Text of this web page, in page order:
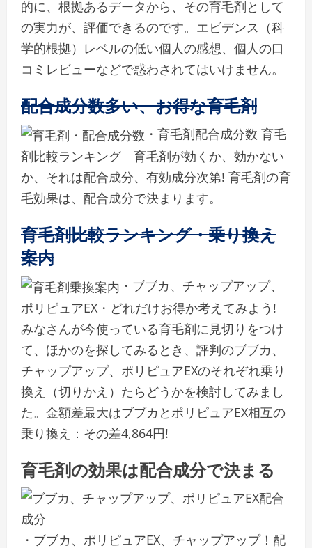
的に、根拠あるデータから、その育毛剤として
の実力が、評価できるのです。エビデンス（科
学的根拠）レベルの低い個人の感想、個人の口
コミレビューなどで惑わされてはいけません。
配合成分数多い、お得な育毛剤
・育毛剤配合成分数 育毛
剤比較ランキング 育毛剤が効くか、効かない
か、それは配合成分、有効成分次第! 育毛剤の育
毛効果は、配合成分で決まります。
育毛剤比較ランキング・乗り換え
案内
・ブブカ、チャップアップ、
ポリピュアEX・どれだけお得か考えてみよう!
みなさんが今使っている育毛剤に見切りをつけ
て、ほかのを探してみるとき、評判のブブカ、
チャップアップ、ポリピュアEXのそれぞれ乗り
換え（切りかえ）たらどうかを検討してみまし
た。金額差最大はブブカとポリピュアEX相互の
乗り換え：その差4,864円!
育毛剤の効果は配合成分で決まる
・ブブカ、ポリピュアEX、チャップアップ！配